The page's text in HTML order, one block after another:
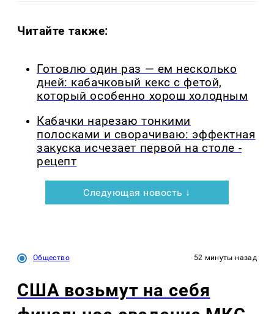
Читайте также:
Готовлю один раз — ем несколько
дней: кабачковый кекс с фетой,
который особенно хорош холодным
Кабачки нарезаю тонкими
полосками и сворачиваю: эффектная
закуска исчезает первой на столе -
рецепт
Следующая новость ↓
Общество 52 минуты назад
США возьмут на себя